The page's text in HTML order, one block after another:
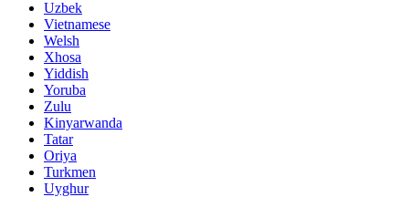
Uzbek
Vietnamese
Welsh
Xhosa
Yiddish
Yoruba
Zulu
Kinyarwanda
Tatar
Oriya
Turkmen
Uyghur